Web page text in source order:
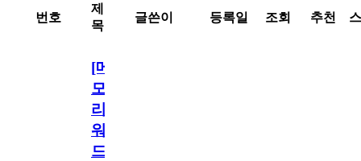
번호
제
목
글쓴이 등록일 조회 추천
[메
모
리
워
드